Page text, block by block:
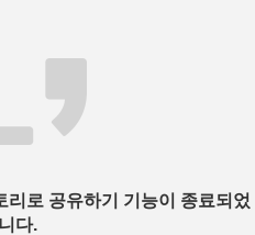
로 공유하기 기능이 종료되었
다.